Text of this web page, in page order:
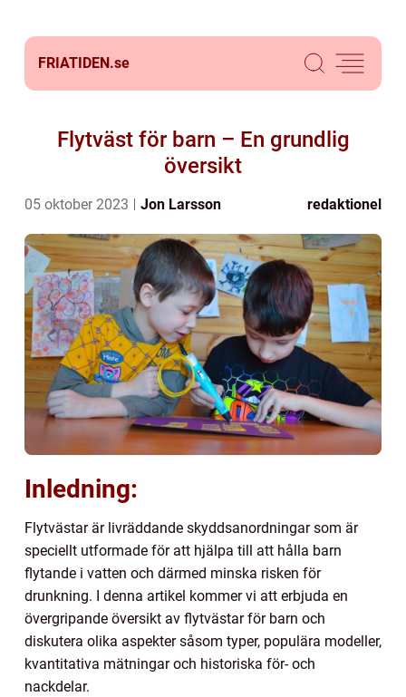
FRIATIDEN.se
Flytväst för barn – En grundlig
översikt
05 oktober 2023 Jon Larsson redaktionel
Inledning:
Flytvästar är livräddande skyddsanordningar som är
speciellt utformade för att hjälpa till att hålla barn
flytande i vatten och därmed minska risken för
drunkning. I denna artikel kommer vi att erbjuda en
övergripande översikt av flytvästar för barn och
diskutera olika aspekter såsom typer, populära modeller,
kvantitativa mätningar och historiska för- och
nackdelar.